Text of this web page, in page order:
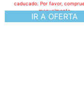
IR A OFERTA
caducado. Por favor,
manualmente